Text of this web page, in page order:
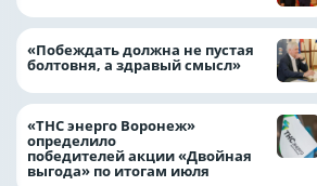
«Побеждать должна не пустая
болтовня, а здравый смысл»
«ТНС энерго Воронеж»
определило
победителей акции «Двойная
выгода» по итогам июля